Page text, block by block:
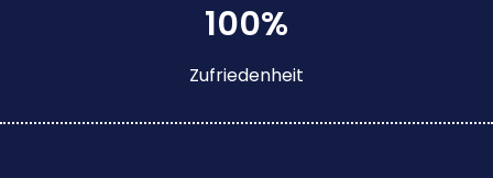
100%
Zufriedenheit